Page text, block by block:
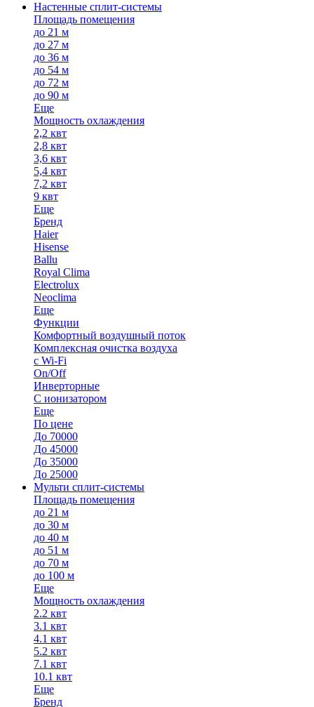
Настенные сплит-системы
Площадь помещения
до 21 м
до 27 м
до 36 м
до 54 м
до 72 м
до 90 м
Еще
Мощность охлаждения
2,2 квт
2,8 квт
3,6 квт
5,4 квт
7,2 квт
9 квт
Еще
Бренд
Haier
Hisense
Ballu
Royal Clima
Electrolux
Neoclima
Еще
Функции
Комфортный воздушный поток
Комплексная очистка воздуха
с Wi-Fi
On/Off
Инверторные
С ионизатором
Еще
По цене
До 70000
До 45000
До 35000
До 25000
Мульти сплит-системы
Площадь помещения
до 21 м
до 30 м
до 40 м
до 51 м
до 70 м
до 100 м
Еще
Мощность охлаждения
2.2 квт
3.1 квт
4.1 квт
5.2 квт
7.1 квт
10.1 квт
Еще
Бренд